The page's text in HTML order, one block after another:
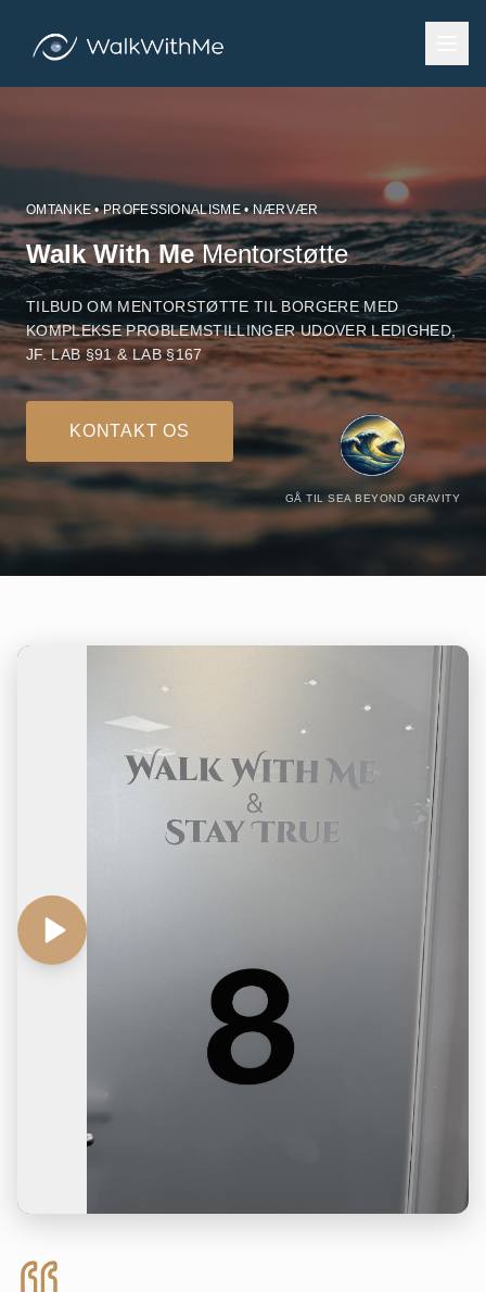
OMTANKE • PROFESSIONALISME • NÆRVÆR
Walk With Me Mentorstøtte
TILBUD OM MENTORSTØTTE TIL BORGERE MED
KOMPLEKSE PROBLEMSTILLINGER UDOVER LEDIGHED,
JF. LAB §91 & LAB §167
KONTAKT OS
GÅ TIL SEA BEYOND GRAVITY